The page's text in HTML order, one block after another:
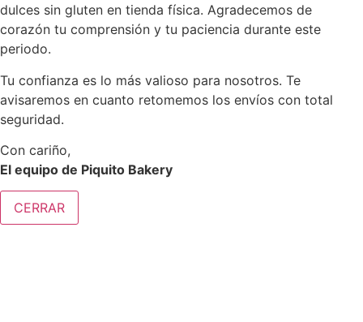
dulces sin gluten en tienda física. Agradecemos de
corazón tu comprensión y tu paciencia durante este
periodo.
Tu confianza es lo más valioso para nosotros. Te
avisaremos en cuanto retomemos los envíos con total
seguridad.
Con cariño,
El equipo de Piquito Bakery
CERRAR